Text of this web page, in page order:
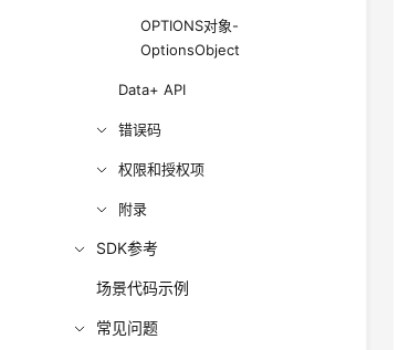
OPTIONS对象-
OptionsObject
Data+ API
错误码
权限和授权项
附录
SDK参考
场景代码示例
常见问题